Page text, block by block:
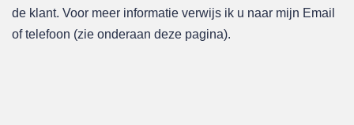
de klant. Voor meer informatie verwijs ik u naar mijn Email
of telefoon (zie onderaan deze pagina).